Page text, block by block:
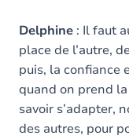
Delphine : Il faut
place de l’autre,
puis, la confiance
quand on prend
savoir s’adapter,
des autres, pour